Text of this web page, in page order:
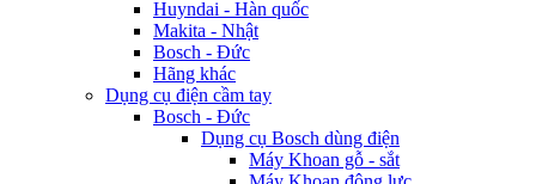
Huyndai - Hàn quốc
Makita - Nhật
Bosch - Đức
Hãng khác
Dụng cụ điện cầm tay
Bosch - Đức
Dụng cụ Bosch dùng điện
Máy Khoan gỗ - sắt